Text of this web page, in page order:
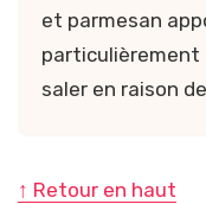
et parmesan
particulièrement
saler en raison
↑ Retour en haut